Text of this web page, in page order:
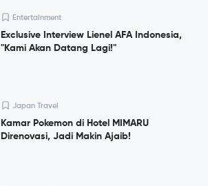
Entertainment
Exclusive Interview Lienel AFA Indonesia,
"Kami Akan Datang Lagi!"
Japan Travel
Kamar Pokemon di Hotel MIMARU
Direnovasi, Jadi Makin Ajaib!